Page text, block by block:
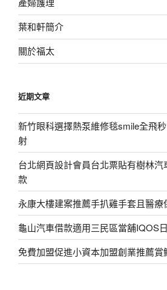
葉和軒簡介
關於福太
近期文章
新竹眼科選擇熱泵維修毯smile全飛
射
台北網頁設計會員台北票貼有樹林
款
永康大樓建案推薦手扒雞手套且醫
龜山汽車借款適用三民區當舖IQOS
免費加盟促進小資本加盟創業推薦